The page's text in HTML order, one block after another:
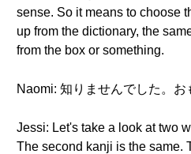
sense. So it means to choose
up from the dictionary, the
from the box or something.
Naomi: 知りませんでした。お
Jessi: Let's take a look at two
The second kanji is the same.